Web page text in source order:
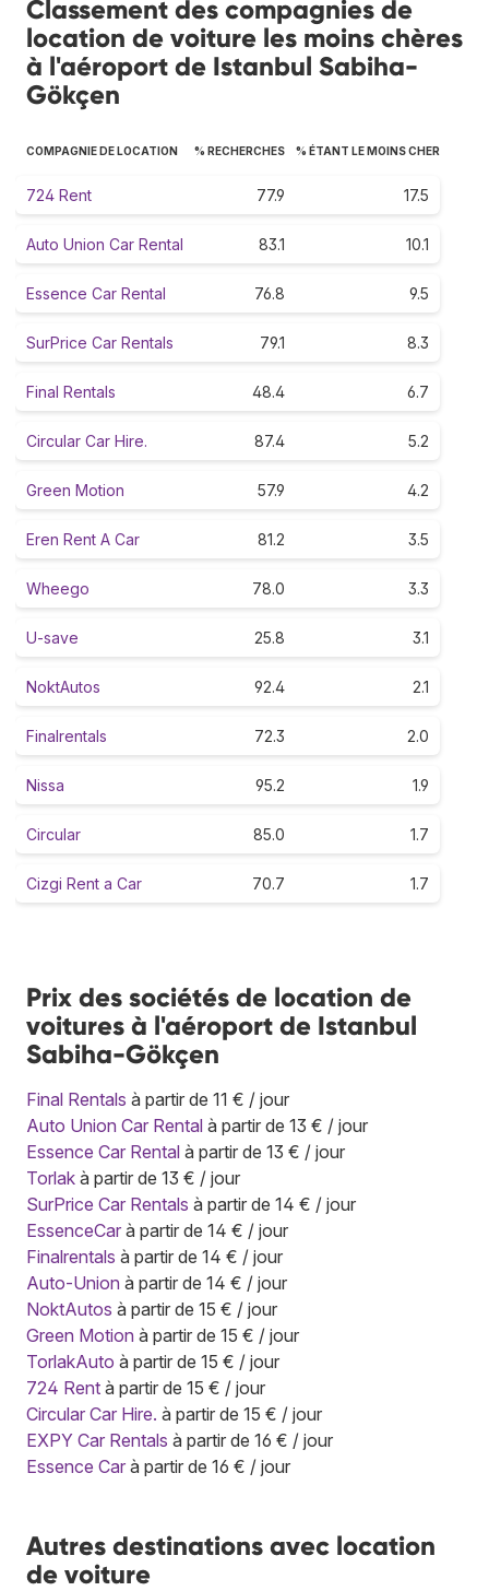
Classement des compagnies de
location de voiture les moins chères
à l'aéroport de Istanbul Sabiha-
Gökçen
COMPAGNIE DE LOCATION % RECHERCHES % ÉTANT LE MOINS CHER
724 Rent 77.9 17.5
Auto Union Car Rental 83.1 10.1
Essence Car Rental 76.8 9.5
SurPrice Car Rentals 79.1 8.3
Final Rentals 48.4 6.7
Circular Car Hire. 87.4 5.2
Green Motion 57.9 4.2
Eren Rent A Car 81.2 3.5
Wheego 78.0 3.3
U-save 25.8 3.1
NoktAutos 92.4 2.1
Finalrentals 72.3 2.0
Nissa 95.2 1.9
Circular 85.0 1.7
Cizgi Rent a Car 70.7 1.7
Prix des sociétés de location de
voitures à l'aéroport de Istanbul
Sabiha-Gökçen
Final Rentals à partir de 11 € / jour
Auto Union Car Rental à partir de 13 € / jour
Essence Car Rental à partir de 13 € / jour
Torlak à partir de 13 € / jour
SurPrice Car Rentals à partir de 14 € / jour
EssenceCar à partir de 14 € / jour
Finalrentals à partir de 14 € / jour
Auto-Union à partir de 14 € / jour
NoktAutos à partir de 15 € / jour
Green Motion à partir de 15 € / jour
TorlakAuto à partir de 15 € / jour
724 Rent à partir de 15 € / jour
Circular Car Hire. à partir de 15 € / jour
EXPY Car Rentals à partir de 16 € / jour
Essence Car à partir de 16 € / jour
Autres destinations avec location
de voiture